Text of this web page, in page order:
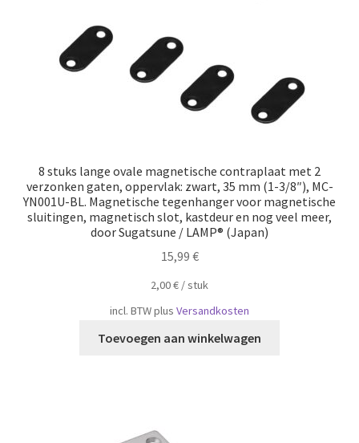
8 stuks lange ovale magnetische contraplaat met 2
verzonken gaten, oppervlak: zwart, 35 mm (1-3/8″), MC-
YN001U-BL. Magnetische tegenhanger voor magnetische
sluitingen, magnetisch slot, kastdeur en nog veel meer,
door Sugatsune / LAMP® (Japan)
15,99 €
2,00€ /​​stuk
incl. BTWplus Versandkosten
Toevoegen aan winkelwagen